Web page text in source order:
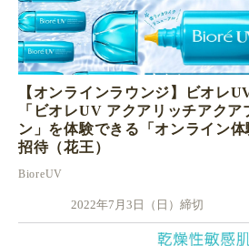
【オンラインラウンジ】ビオレ
「ビオレUV アクアリッチアクア
ン」を体験できる「オンライン
招待（花王）
BioreUV
2022年7月3日（日）締切